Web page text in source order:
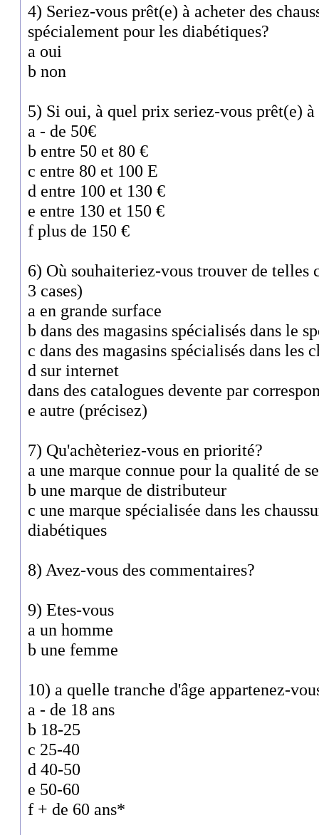
4) Seriez-vous prêt(e) à acheter des
spécialement pour les diabétiques?
a oui
b non
5) Si oui, à quel prix seriez-vous prêt(e) à
a - de 50€
b entre 50 et 80 €
c entre 80 et 100 E
d entre 100 et 130 €
e entre 130 et 150 €
f plus de 150 €
6) Où souhaiteriez-vous trouver de telles
3 cases)
a en grande surface
b dans des magasins spécialisés dans le
c dans des magasins spécialisés dans les
d sur internet
dans des catalogues devente par
e autre (précisez)
7) Qu'achèteriez-vous en priorité?
a une marque connue pour la qualité de
b une marque de distributeur
c une marque spécialisée dans les
diabétiques
8) Avez-vous des commentaires?
9) Etes-vous
a un homme
b une femme
10) a quelle tranche d'âge appartenez-
a - de 18 ans
b 18-25
c 25-40
d 40-50
e 50-60
f + de 60 ans*